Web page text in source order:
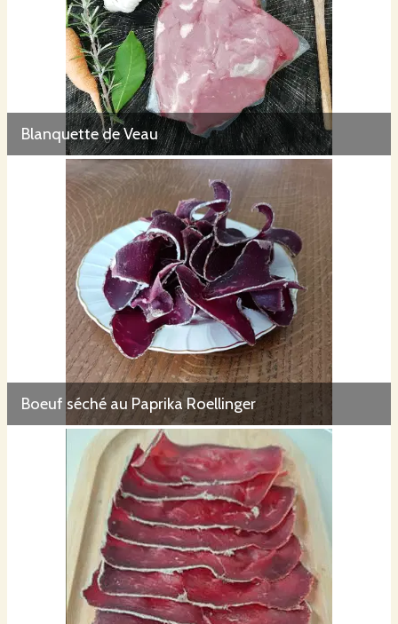
Blanquette de Veau
Boeuf séché au Paprika Roellinger